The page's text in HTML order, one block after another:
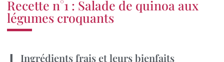
Recette n°1 : Salade de quinoa aux
légumes croquants
Ingrédients frais et leurs bienfaits